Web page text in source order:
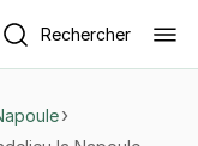
Rechercher